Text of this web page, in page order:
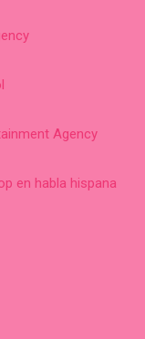
Agency
en habla hispana